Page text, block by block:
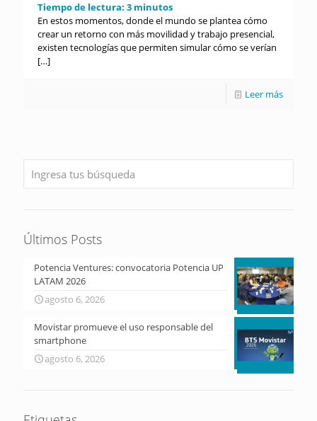
Tiempo de lectura: 3 minutos
En estos momentos, donde el mundo se plantea cómo
crear un retorno con más movilidad y trabajo presencial,
existen tecnologías que permiten simular cómo se verían
[…]
Leer más
Últimos Posts
Potencia Ventures: convocatoria Potencia UP
LATAM 2026
agosto 6, 2026
Movistar promueve el uso responsable del
smartphone
agosto 6, 2026